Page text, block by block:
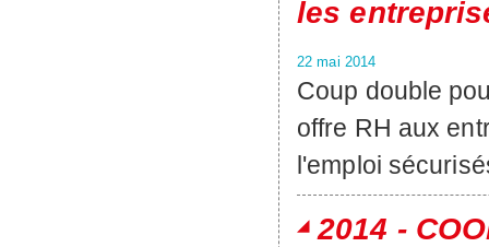
les
22 mai 2014
Coup double
offre RH aux
l'emploi
2014 -